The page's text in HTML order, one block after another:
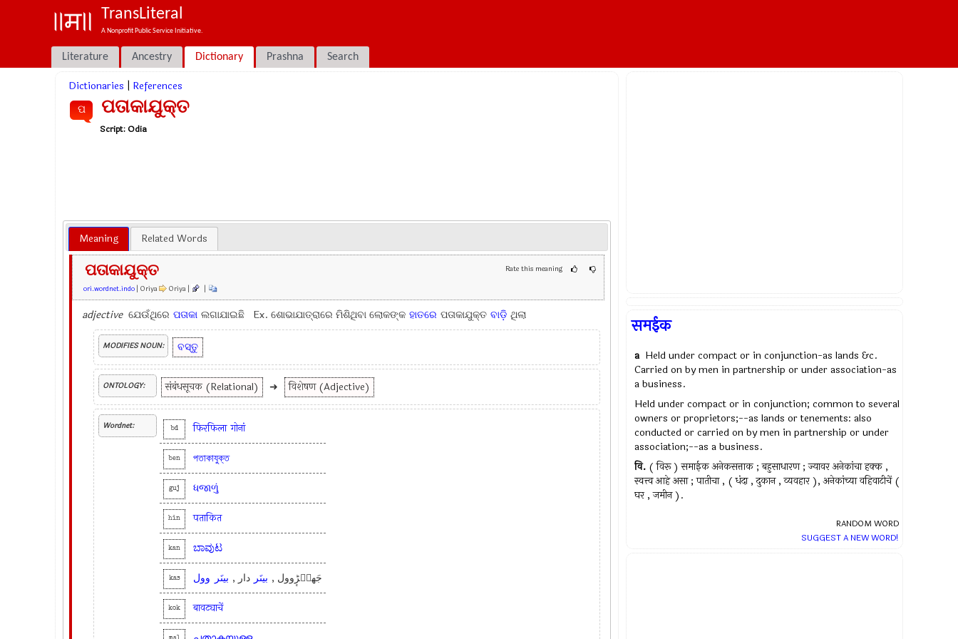
TransLiteral
A Nonprofit Public Service Initiative.
Literature Ancestry Dictionary Prashna Search
Dictionaries References
ପ ପତାକାଯୁକ୍ତ
Script: Odia
Meaning Related Words
Rate this meaning
ପତାକାଯୁକ୍ତ
ori.wordnet.indo| Oriya Oriya | |
adjective ଯେଉଁଥିରେ ପତାକା ଲଗାଯାଇଛି Ex. ଶୋଭାଯାତ୍ରାରେ ମିଶିଥିବା ଲୋକଙ୍କ ହାତରେ ପତାକାଯୁକ୍ତ ବାଡ଼ି ଥିଲା
MODIFIES NOUN: ବସ୍ତୁ
ONTOLOGY: संबंधसूचक (Relational) ➜ विशेषण (Adjective)
Wordnet: bd फिरफिला गोनां
ben পতাকাযুক্ত
guj ધજાળું
hin पताकित
kan ಬಾವುಟ
kas جَھنٛڑٕوول , بینَر دار , بینَر وول
kok बावट्याचें
समईक
a Held under compact or in conjunction-as lands &c.
Carried on by men in partnership or under association-as
a business.
Held under compact or in conjunction; common to several
owners or proprietors;--as lands or tenements: also
conducted or carried on by men in partnership or under
association;--as a business.
वि. ( विरू ) समाईक अनेकसत्ताक ; बहुसाधारण ; ज्यावर अनेकांचा हक्क ,
स्वत्त्व आहे असा ; पातीचा , ( धंदा , दुकान , व्यवहार ), अनेकांच्या वहिवाटीचें (
घर , जमीन ).
RANDOM WORD
SUGGEST A NEW WORD!